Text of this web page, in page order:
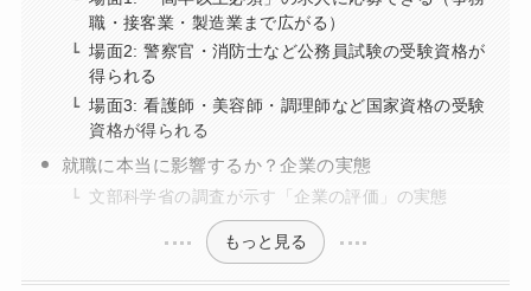
職・接客業・製造業まで広がる）
場面2: 警察官・消防士など公務員試験の受験資格が
得られる
場面3: 看護師・美容師・調理師など国家資格の受験
資格が得られる
就職に本当に影響するか？企業の実態
文部科学省の調査が示す「企業の評価」の実態
もっと見る